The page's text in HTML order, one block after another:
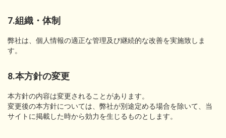
7.組織・体制
弊社は、個人情報の適正な管理及び継続的な改善を実施致しま
す。
8.本方針の変更
本方針の内容は変更されることがあります。
変更後の本方針については、弊社が別途定める場合を除いて、当
サイトに掲載した時から効力を生じるものとします。